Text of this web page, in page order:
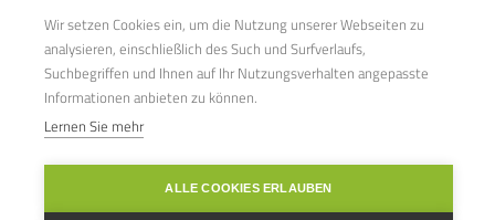
D-76887 Bad Bergzabern
T +49 6343 708 8 708
info@kb-lighting.de
Wir setzen Cookies ein, um die Nutzung unserer Webseiten zu
analysieren, einschließlich des Such und Surfverlaufs,
Suchbegriffen und Ihnen auf Ihr Nutzungsverhalten angepasste
Informationen anbieten zu können.
Lernen Sie mehr
ALLE COOKIES ERLAUBEN